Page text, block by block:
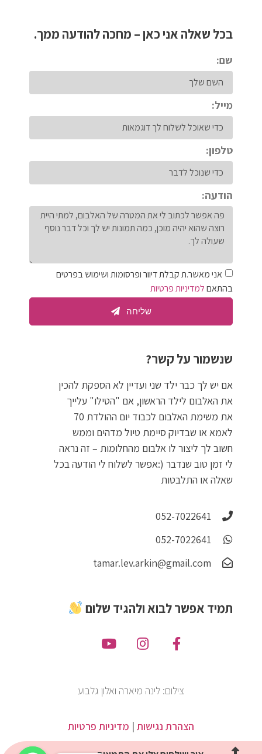
שנשמור על קשר?
אם יש לך כבר ילד שני ועדיין לא הספקת להכין
את האלבום לילד הראשון, אם "הטילו" עלייך
את משימת האלבום לכבוד יום ההולדת 70
לאמא או שבדיוק סיימת טיול מדהים וממש
חשוב לך ליצור לו אלבום מהחלומות – זה נראה
לי זמן טוב שנדבר (:אפשר לשלוח לי הודעה בכל
שאלה או התלבטות
052-7022641
052-7022641
tamar.lev.arkin@gmail.com
תמיד אפשר לבוא ולהגיד שלום
בכל שאלה אני כאן – מחכה להודעה ממך.
שם:
מייל:
טלפון:
הודעה:
אני מאשר.ת קבלת דיוור ופרסומות ושימוש בפרטים
בהתאםלמדיניות פרטיות
שליחה
צילום: לינה מיארה ואלון גלבוע
הצהרת נגישות | מדיניות פרטיות